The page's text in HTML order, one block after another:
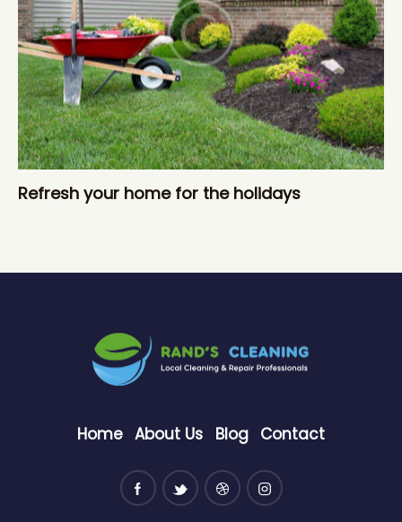
Refresh your home for the holidays
Home About Us Blog Contact